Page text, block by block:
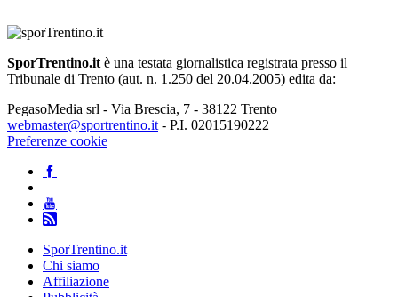
SporTrentino.it è una testata giornalistica registrata presso il
Tribunale di Trento (aut. n. 1.250 del 20.04.2005) edita da:
PegasoMedia srl - Via Brescia, 7 - 38122 Trento
webmaster@sportrentino.it - P.I. 02015190222
Preferenze cookie
SporTrentino.it
Chi siamo
Affiliazione